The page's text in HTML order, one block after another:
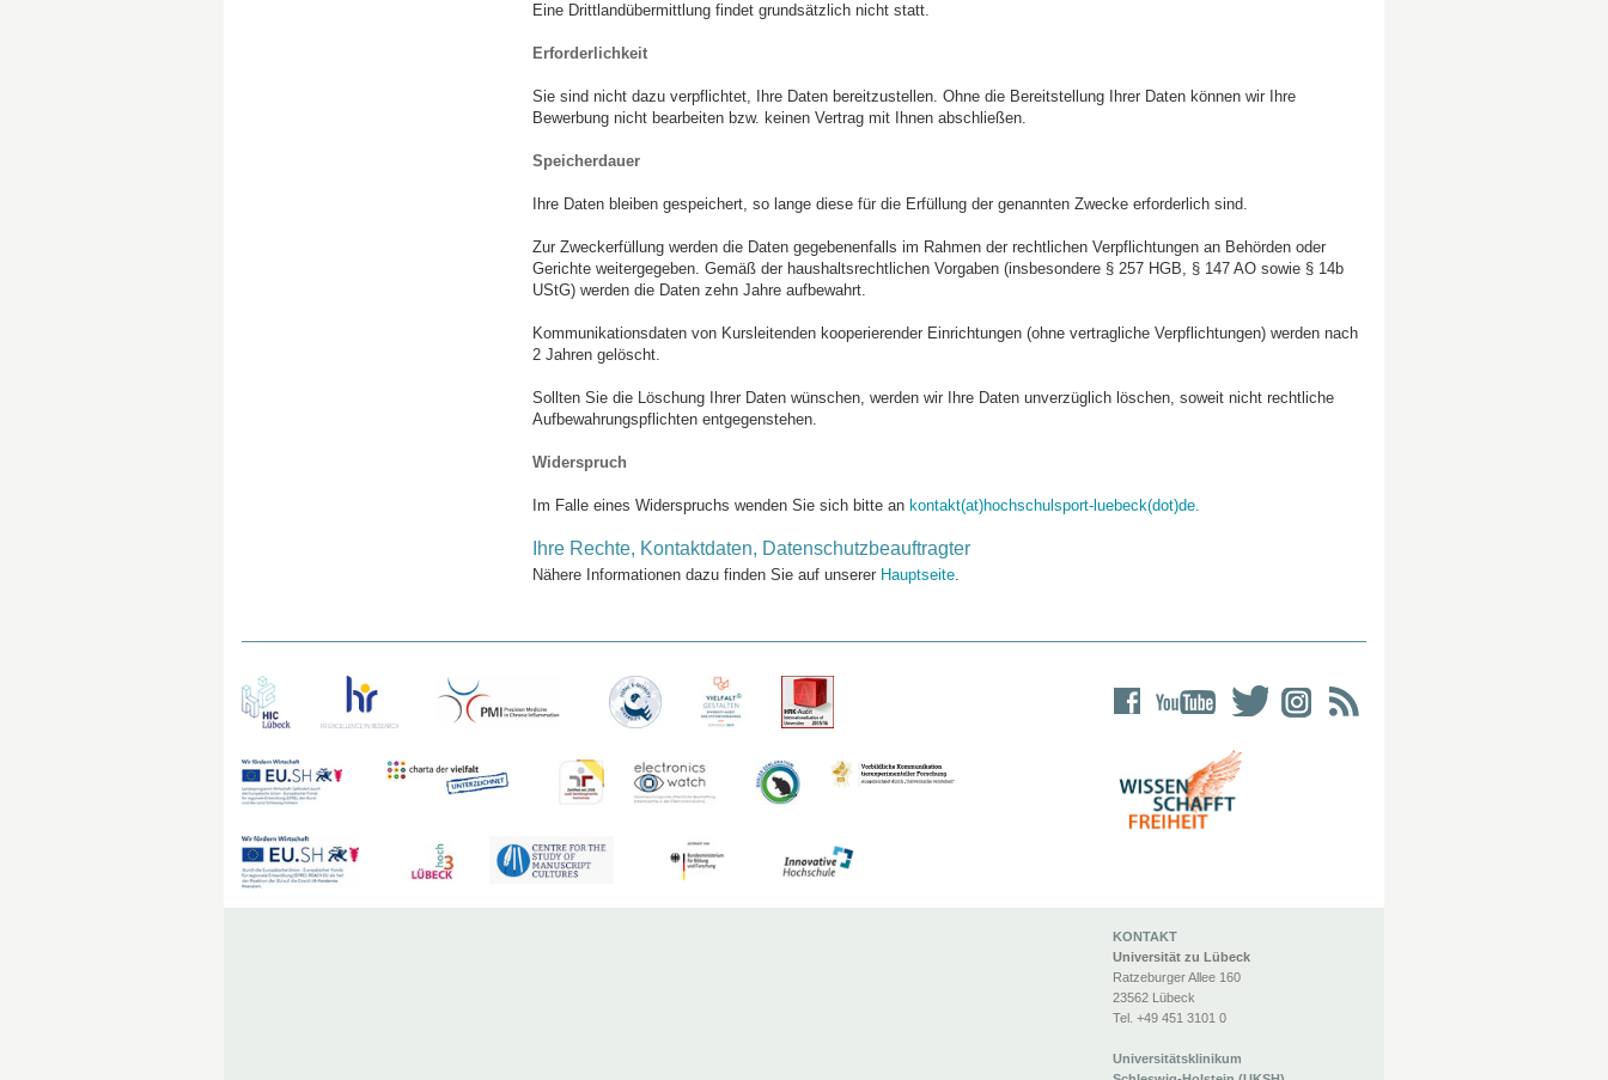
Eine Drittlandübermittlung findet grundsätzlich nicht statt.
Erforderlichkeit
Sie sind nicht dazu verpflichtet, Ihre Daten bereitzustellen. Ohne die Bereitstellung Ihrer Daten können wir Ihre
Bewerbung nicht bearbeiten bzw. keinen Vertrag mit Ihnen abschließen.
Speicherdauer
Ihre Daten bleiben gespeichert, so lange diese für die Erfüllung der genannten Zwecke erforderlich sind.
Zur Zweckerfüllung werden die Daten gegebenenfalls im Rahmen der rechtlichen Verpflichtungen an Behörden oder
Gerichte weitergegeben. Gemäß der haushaltsrechtlichen Vorgaben (insbesondere § 257 HGB, § 147 AO sowie § 14b
UStG) werden die Daten zehn Jahre aufbewahrt.
Kommunikationsdaten von Kursleitenden kooperierender Einrichtungen (ohne vertragliche Verpflichtungen) werden nach
2 Jahren gelöscht.
Sollten Sie die Löschung Ihrer Daten wünschen, werden wir Ihre Daten unverzüglich löschen, soweit nicht rechtliche
Aufbewahrungspflichten entgegenstehen.
Widerspruch
Im Falle eines Widerspruchs wenden Sie sich bitte an kontakt(at)hochschulsport-luebeck(dot)de.
Ihre Rechte, Kontaktdaten, Datenschutzbeauftragter
Nähere Informationen dazu finden Sie auf unserer Hauptseite.
KONTAKT
Universität zu Lübeck
Ratzeburger Allee 160
23562 Lübeck
Tel. +49 451 3101 0
Universitätsklinikum